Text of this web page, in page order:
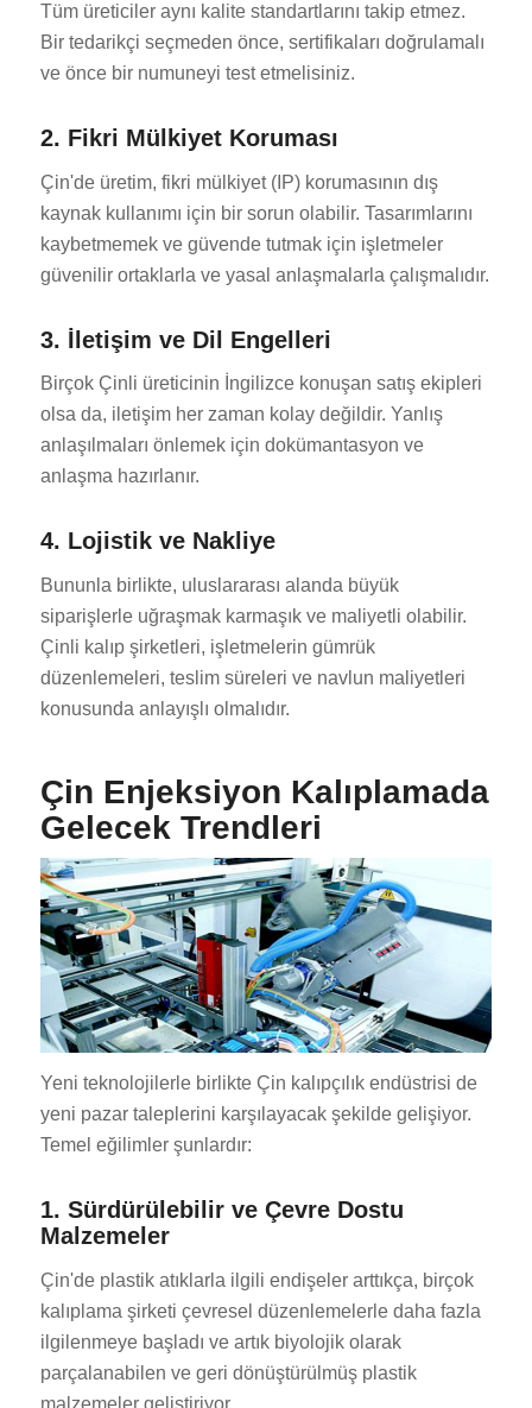
Tüm üreticiler aynı kalite standartlarını takip etmez.
Bir tedarikçi seçmeden önce, sertifikaları doğrulamalı
ve önce bir numuneyi test etmelisiniz.
2. Fikri Mülkiyet Koruması
Çin'de üretim, fikri mülkiyet (IP) korumasının dış
kaynak kullanımı için bir sorun olabilir. Tasarımlarını
kaybetmemek ve güvende tutmak için işletmeler
güvenilir ortaklarla ve yasal anlaşmalarla çalışmalıdır.
3. İletişim ve Dil Engelleri
Birçok Çinli üreticinin İngilizce konuşan satış ekipleri
olsa da, iletişim her zaman kolay değildir. Yanlış
anlaşılmaları önlemek için dokümantasyon ve
anlaşma hazırlanır.
4. Lojistik ve Nakliye
Bununla birlikte, uluslararası alanda büyük
siparişlerle uğraşmak karmaşık ve maliyetli olabilir.
Çinli kalıp şirketleri, işletmelerin gümrük
düzenlemeleri, teslim süreleri ve navlun maliyetleri
konusunda anlayışlı olmalıdır.
Çin Enjeksiyon Kalıplamada
Gelecek Trendleri
Yeni teknolojilerle birlikte Çin kalıpçılık endüstrisi de
yeni pazar taleplerini karşılayacak şekilde gelişiyor.
Temel eğilimler şunlardır:
1. Sürdürülebilir ve Çevre Dostu
Malzemeler
Çin'de plastik atıklarla ilgili endişeler arttıkça, birçok
kalıplama şirketi çevresel düzenlemelerle daha fazla
ilgilenmeye başladı ve artık biyolojik olarak
parçalanabilen ve geri dönüştürülmüş plastik
malzemeler geliştiriyor.